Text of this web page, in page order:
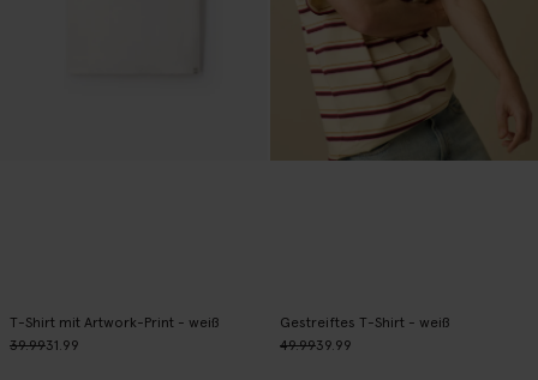
T-Shirt mit Artwork-Print - weiß
39.9931.99
Gestreiftes T-Shirt - weiß
49.9939.99